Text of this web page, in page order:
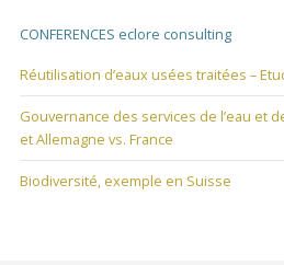
CONFERENCES eclore consulting
Réutilisation d’eaux usées traitées –
Gouvernance des services de l’eau et
et Allemagne vs. France
Biodiversité, exemple en Suisse